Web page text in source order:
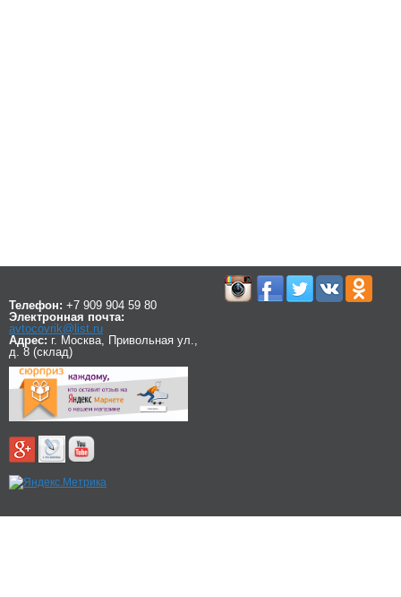
Телефон: +7 909 904 59 80
Электронная почта:
avtocovrik@list.ru
Адрес: г. Москва, Привольная ул.,
д. 8 (склад)